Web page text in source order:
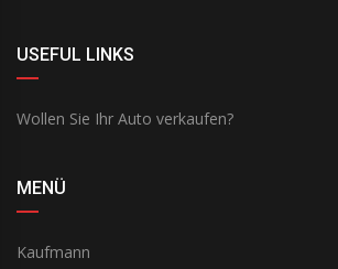
USEFUL LINKS
Wollen Sie Ihr Auto verkaufen?
MENÜ
Kaufmann